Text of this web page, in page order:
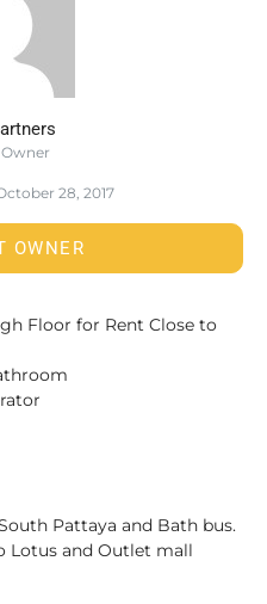
28, 2017
OWNER
Floor for Rent Close to
Pattaya and Bath bus.
Lotus and Outlet mall